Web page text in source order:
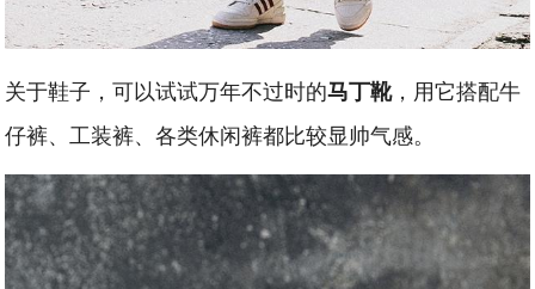
关于鞋子，可以试试万年不过时的马丁靴，用它搭配牛
仔裤、工装裤、各类休闲裤都比较显帅气感。